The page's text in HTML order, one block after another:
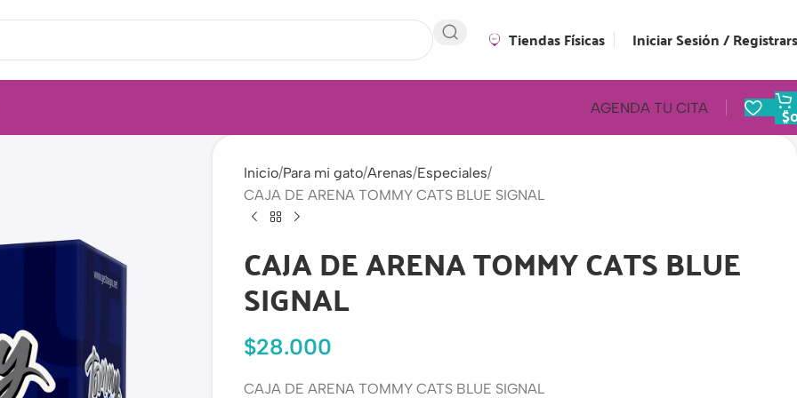
Tiendas Físicas Iniciar Sesión /
AGENDA TU CITA $
Inicio Para mi gato Arenas Especiales
CAJA DE ARENA TOMMY CATS BLUE SIGNAL
CAJA DE ARENA TOMMY CATS BLUE
SIGNAL
$28.000
CAJA DE ARENA TOMMY CATS BLUE SIGNAL